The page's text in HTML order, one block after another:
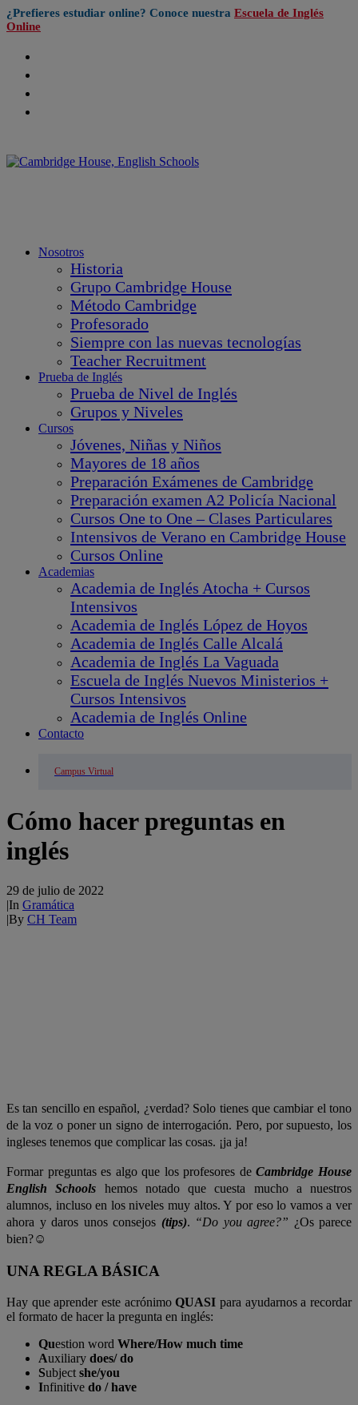
¿Prefieres estudiar online? Conoce nuestra Escuela de Inglés
Online
Nosotros
Historia
Grupo Cambridge House
Método Cambridge
Profesorado
Siempre con las nuevas tecnologías
Teacher Recruitment
Prueba de Inglés
Prueba de Nivel de Inglés
Grupos y Niveles
Cursos
Jóvenes, Niñas y Niños
Mayores de 18 años
Preparación Exámenes de Cambridge
Preparación examen A2 Policía Nacional
Cursos One to One – Clases Particulares
Intensivos de Verano en Cambridge House
Cursos Online
Academias
Academia de Inglés Atocha + Cursos
Intensivos
Academia de Inglés López de Hoyos
Academia de Inglés Calle Alcalá
Academia de Inglés La Vaguada
Escuela de Inglés Nuevos Ministerios +
Cursos Intensivos
Academia de Inglés Online
Contacto
Campus Virtual
Cómo hacer preguntas en
inglés
29 de julio de 2022
|In Gramática
|By CH Team
Es tan sencillo en español, ¿verdad? Solo tienes que cambiar el tono
de la voz o poner un signo de interrogación. Pero, por supuesto, los
ingleses tenemos que complicar las cosas. ¡ja ja!
Formar preguntas es algo que los profesores deCambridge House
English Schools hemos notado que cuesta mucho a nuestros
alumnos, incluso en los niveles muy altos. Y por eso lo vamos a ver
ahora y daros unos consejos (tips). “Do you agree?” ¿Os parece
bien?☺
UNA REGLA BÁSICA
Hay que aprender este acrónimoQUASIpara ayudarnos a recordar
el formato de hacer la pregunta en inglés:
Question word Where/How much time
Auxiliary does/ do
Subject she/you
Infinitive do / have